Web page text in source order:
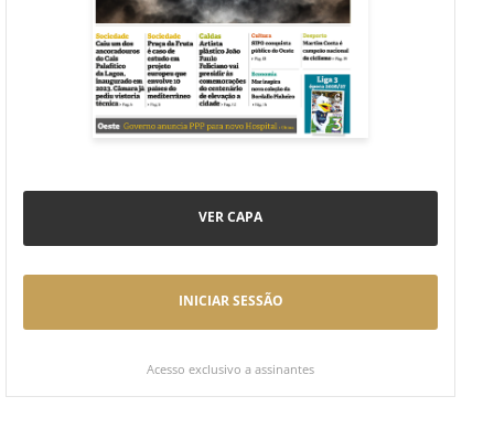
VER CAPA
INICIAR SESSÃO
Acesso exclusivo a assinantes